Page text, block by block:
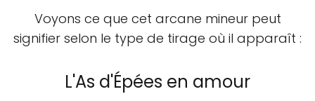
Voyons ce que cet arcane mineur peut
signifier selon le type de tirage où il apparaît :
L'As d'Épées en amour